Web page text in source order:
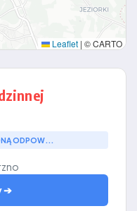
Leaflet | © CARTO
ODPOW...
➔